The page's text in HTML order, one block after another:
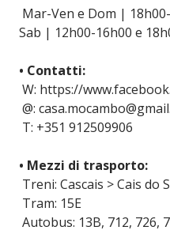
Mar-Ven e Dom |
Sab | 12h00-16h00 e
• Contatti:
W: https://
@:
T: +351 912509906
• Mezzi di trasporto:
Treni: Cascais > Cais do
Tram: 15E
Autobus: 13B, 712, 726,